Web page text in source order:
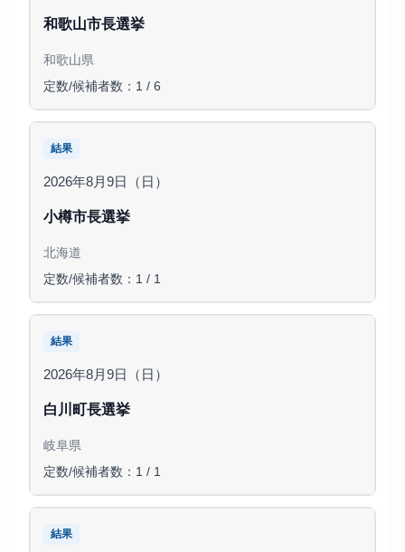
和歌山市長選挙
和歌山県
定数/候補者数：1 / 6
結果
2026年8月9日（日）
小樽市長選挙
北海道
定数/候補者数：1 / 1
結果
2026年8月9日（日）
白川町長選挙
岐阜県
定数/候補者数：1 / 1
結果